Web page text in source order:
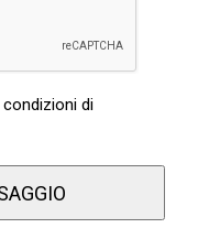
condizioni di